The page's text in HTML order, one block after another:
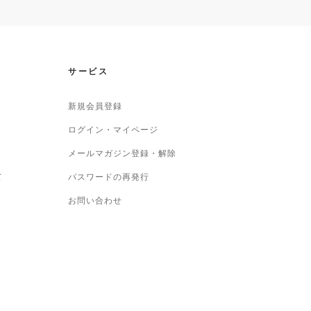
サービス
新規会員登録
ログイン・マイページ
メールマガジン登録・解除
パスワードの再発行
お問い合わせ